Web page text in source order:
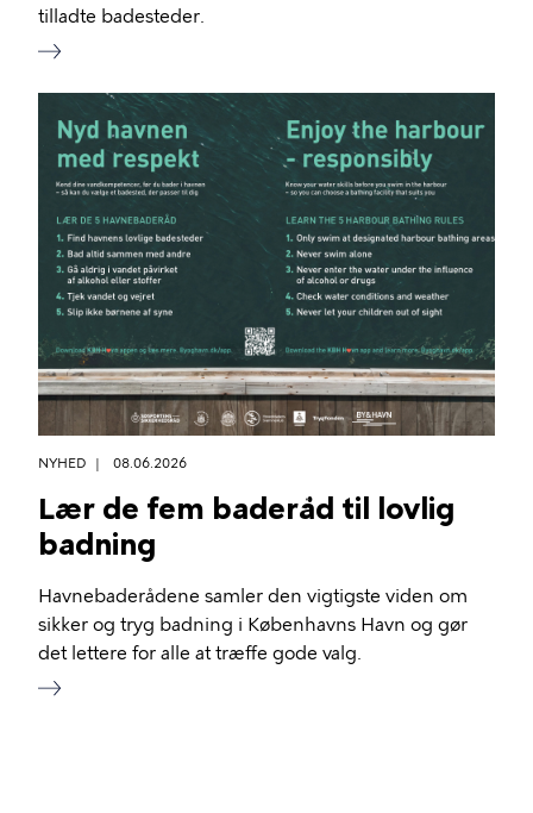
tilladte badesteder.
NYHED 08.06.2026
Lær de fem baderåd til lovlig
badning
Havnebaderådene samler den vigtigste viden om
sikker og tryg badning i Københavns Havn og gør
det lettere for alle at træffe gode valg.